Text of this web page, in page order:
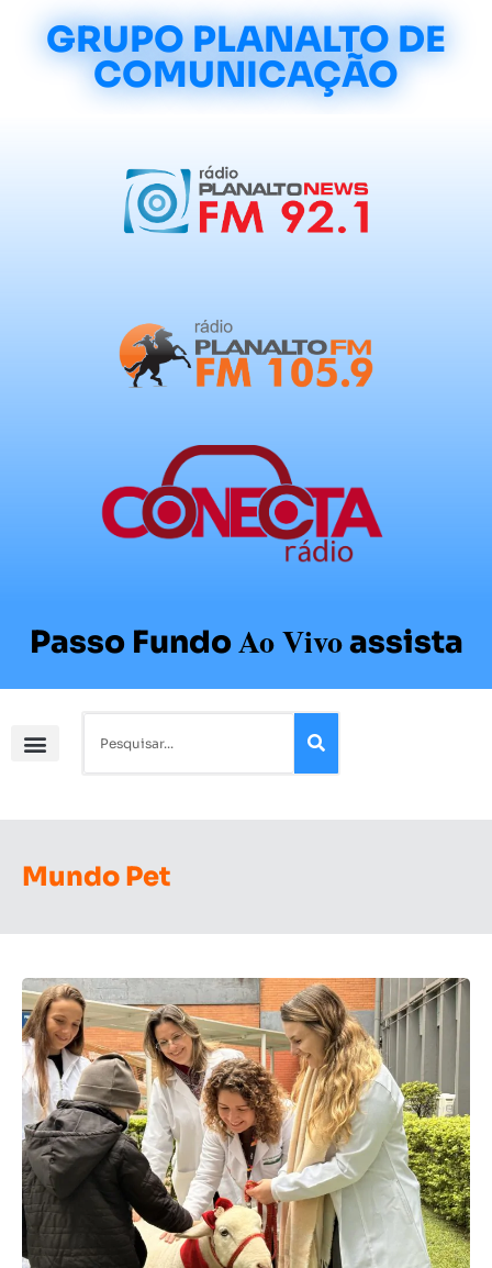
GRUPO PLANALTO DE
COMUNICAÇÃO
Passo FundoAo Vivoassista
Mundo Pet